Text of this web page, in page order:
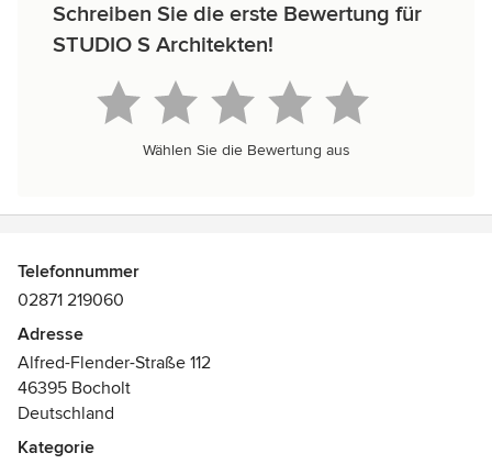
Schreiben Sie die erste Bewertung für
STUDIO S Architekten!
Wählen Sie die Bewertung aus
Telefonnummer
02871 219060
Adresse
Alfred-Flender-Straße 112
46395 Bocholt
Deutschland
Kategorie